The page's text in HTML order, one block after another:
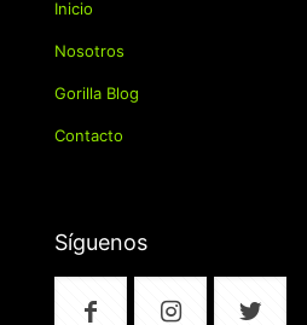
Inicio
Nosotros
Gorilla Blog
Contacto
Síguenos